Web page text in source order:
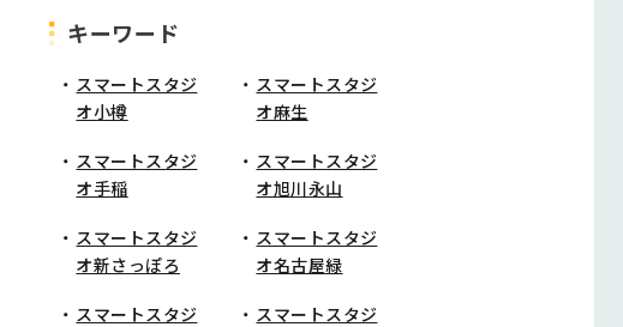
キーワード
スマートスタジ
オ小樽
スマートスタジ
オ麻生
スマートスタジ
オ手稲
スマートスタジ
オ旭川永山
スマートスタジ
オ新さっぽろ
スマートスタジ
オ名古屋緑
スマートスタジ
スマートスタジ